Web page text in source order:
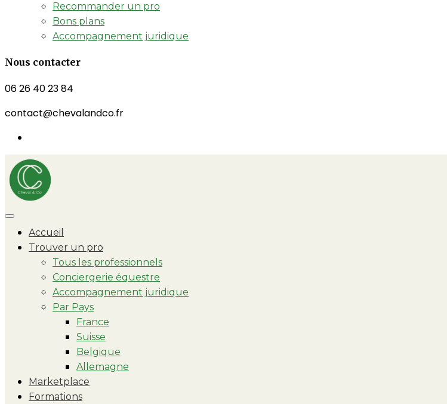
Recommander un pro
Bons plans
Accompagnement juridique
Nous contacter
06 26 40 23 84
contact@chevalandco.fr
Accueil
Trouver un pro
Tous les professionnels
Conciergerie équestre
Accompagnement juridique
Par Pays
France
Suisse
Belgique
Allemagne
Marketplace
Formations